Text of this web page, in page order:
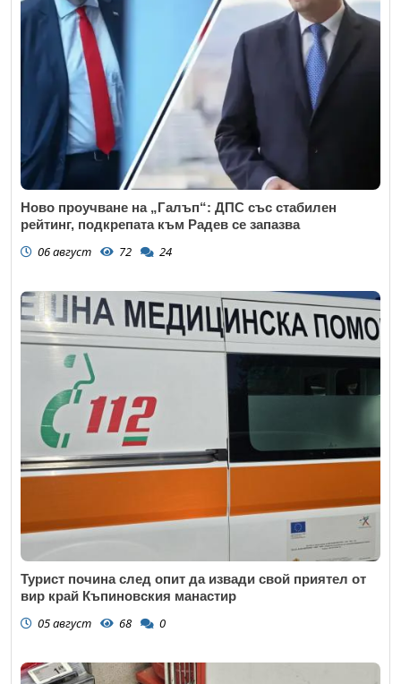
Ново проучване на „Галъп“: ДПС със стабилен
рейтинг, подкрепата към Радев се запазва
06 август 72 24
Турист почина след опит да извади свой приятел от
вир край Къпиновския манастир
05 август 68 0